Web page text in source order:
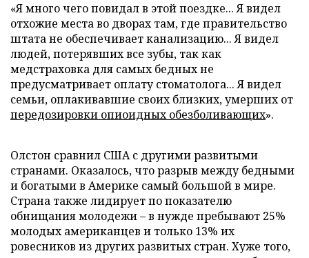
«Я много чего повидал в этой поездке... Я видел
отхожие места во дворах там, где правительство
штата не обеспечивает канализацию... Я видел
людей, потерявших все зубы, так как
медстраховка для самых бедных не
предусматривает оплату стоматолога... Я видел
семьи, оплакивавшие своих близких, умерших от
передозировки опиоидных обезболивающих».
Олстон сравнил США с другими развитыми
странами. Оказалось, что разрыв между бедными
и богатыми в Америке самый большой в мире.
Страна также лидирует по показателю
обнищания молодежи – в нужде пребывают 25%
молодых американцев и только 13% их
ровесников из других развитых стран. Хуже того,